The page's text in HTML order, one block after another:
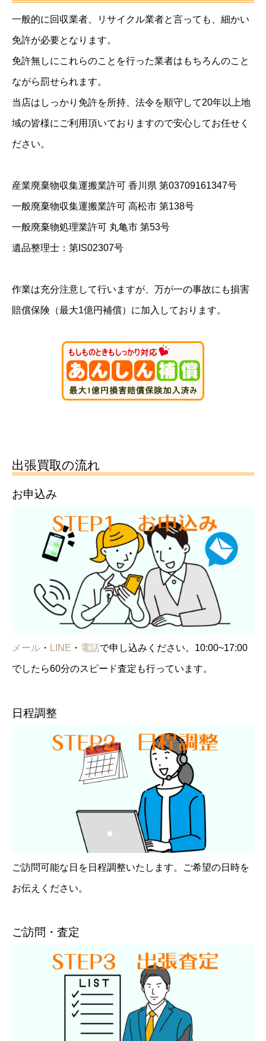
一般的に回収業者、リサイクル業者と言っても、細かい
免許が必要となります。
免許無しにこれらのことを行った業者はもちろんのこと
ながら罰せられます。
当店はしっかり免許を所持、法令を順守して20年以上地
域の皆様にご利用頂いておりますので安心してお任せく
ださい。
産業廃棄物収集運搬業許可 香川県 第03709161347号
一般廃棄物収集運搬業許可 高松市 第138号
一般廃棄物処理業許可 丸亀市 第53号
遺品整理士：第IS02307号
作業は充分注意して行いますが、万が一の事故にも損害
賠償保険（最大1億円補償）に加入しております。
出張買取の流れ
お申込み
メール ・ LINE ・ 電話で申し込みください。10:00~17:00
でしたら60分のスピード査定も行っています。
日程調整
ご訪問可能な日を日程調整いたします。ご希望の日時を
お伝えください。
ご訪問・査定